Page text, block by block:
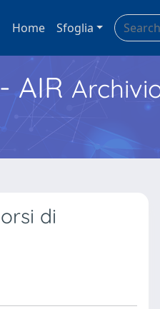
Home Sfoglia
- AIR
di